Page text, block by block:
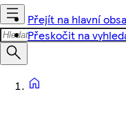
Přejít na hlavní
Přeskočit na